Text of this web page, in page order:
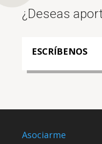
¿Deseas
ESCRÍBENOS
Asociarme